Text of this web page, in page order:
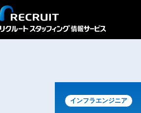
インフラエンジニア